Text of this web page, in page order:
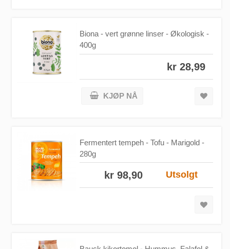
Biona - vert grønne linser - Økologisk -
400g
kr 28,99
KJØP NÅ
Fermentert tempeh - Tofu - Marigold -
280g
Utsolgt
kr 98,90